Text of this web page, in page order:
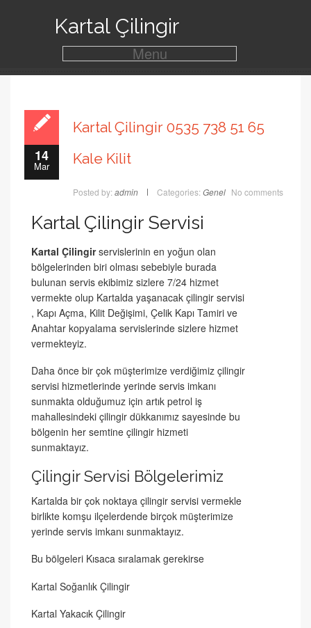
Kartal Çilingir
Menu
14
Mar
Kartal Çilingir 0535 738 51 65
Kale Kilit
Posted by: admin Categories: Genel No comments
Kartal Çilingir Servisi
Kartal Çilingirservislerinin en yoğun olan
bölgelerinden biri olması sebebiyle burada
bulunan servis ekibimiz sizlere 7/24 hizmet
vermekte olup Kartalda yaşanacak çilingir servisi
, Kapı Açma, Kilit Değişimi, Çelik Kapı Tamiri ve
Anahtar kopyalama servislerinde sizlere hizmet
vermekteyiz.
Daha önce bir çok müşterimize verdiğimiz çilingir
servisi hizmetlerinde yerinde servis imkanı
sunmakta olduğumuz için artık petrol iş
mahallesindeki çilingir dükkanımız sayesinde bu
bölgenin her semtine çilingir hizmeti
sunmaktayız.
Çilingir Servisi Bölgelerimiz
Kartalda bir çok noktaya çilingir servisi vermekle
birlikte komşu ilçelerdende birçok müşterimize
yerinde servis imkanı sunmaktayız.
Bu bölgeleri Kısaca sıralamak gerekirse
Kartal Soğanlık Çilingir
Kartal Yakacık Çilingir